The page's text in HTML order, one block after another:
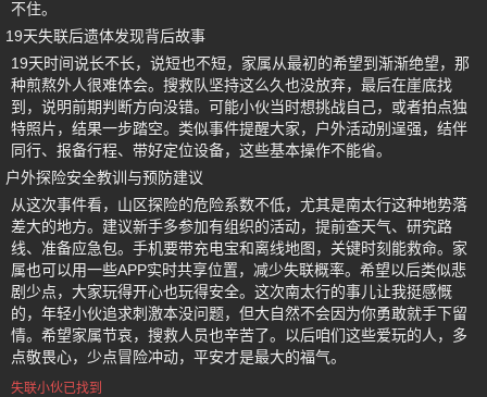
不住。
19天失联后遗体发现背后故事
19天时间说长不长，说短也不短，家属从最初的希望到渐渐绝望，那
种煎熬外人很难体会。搜救队坚持这么久也没放弃，最后在崖底找
到，说明前期判断方向没错。可能小伙当时想挑战自己，或者拍点独
特照片，结果一步踏空。类似事件提醒大家，户外活动别逞强，结伴
同行、报备行程、带好定位设备，这些基本操作不能省。
户外探险安全教训与预防建议
从这次事件看，山区探险的危险系数不低，尤其是南太行这种地势落
差大的地方。建议新手多参加有组织的活动，提前查天气、研究路
线、准备应急包。手机要带充电宝和离线地图，关键时刻能救命。家
属也可以用一些APP实时共享位置，减少失联概率。希望以后类似悲
剧少点，大家玩得开心也玩得安全。这次南太行的事儿让我挺感慨
的，年轻小伙追求刺激本没问题，但大自然不会因为你勇敢就手下留
情。希望家属节哀，搜救人员也辛苦了。以后咱们这些爱玩的人，多
点敬畏心，少点冒险冲动，平安才是最大的福气。
失联小伙已找到